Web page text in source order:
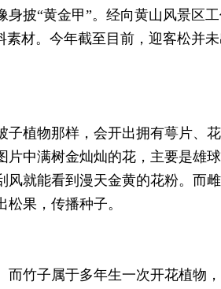
披“黄金甲”。经向黄山风景区工
材。今年截至目前，迎客松并
植物那样，会开出拥有萼片、
中满树金灿灿的花，主要是雄
就能看到漫天金黄的花粉。而
果，传播种子。
竹子属于多年生一次开花植物，